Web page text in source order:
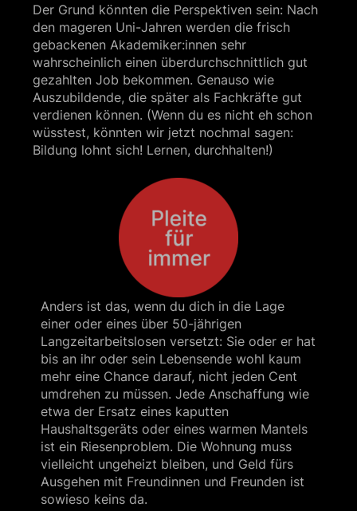
Der Grund könnten die Perspektiven sein: Nach
den mageren Uni-Jahren werden die frisch
gebackenen Akademiker:innen sehr
wahrscheinlich einen überdurchschnittlich gut
gezahlten Job bekommen. Genauso wie
Auszubildende, die später als Fachkräfte gut
verdienen können. (Wenn du es nicht eh schon
wüsstest, könnten wir jetzt nochmal sagen:
Bildung lohnt sich! Lernen, durchhalten!)
Anders ist das, wenn du dich in die Lage
einer oder eines über 50-jährigen
Langzeitarbeitslosen versetzt: Sie oder er hat
bis an ihr oder sein Lebensende wohl kaum
mehr eine Chance darauf, nicht jeden Cent
umdrehen zu müssen. Jede Anschaffung wie
etwa der Ersatz eines kaputten
Haushaltsgeräts oder eines warmen Mantels
ist ein Riesenproblem. Die Wohnung muss
vielleicht ungeheizt bleiben, und Geld fürs
Ausgehen mit Freundinnen und Freunden ist
sowieso keins da.